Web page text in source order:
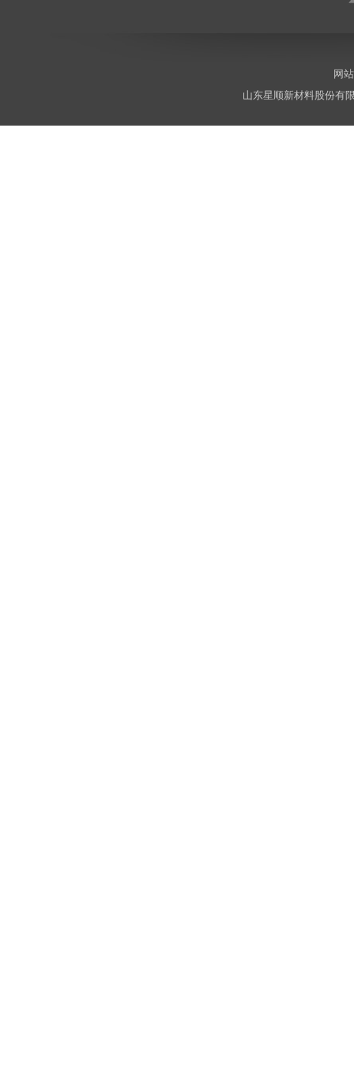
网
山东星顺新材料股份有